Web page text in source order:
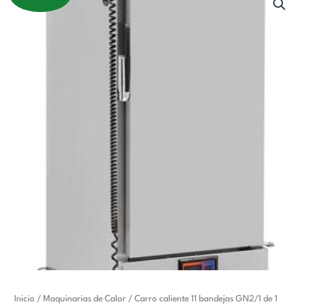
Inicio / Maquinarias de Calor / Carro caliente 11 bandejas GN2/1 de 1
El
El
Carro
cantidad